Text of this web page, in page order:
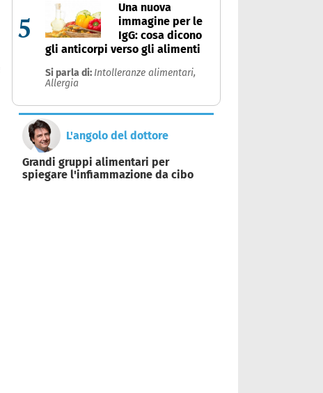
5
Una nuova
immagine per le
IgG: cosa dicono
gli anticorpi verso gli alimenti
Si parla di: Intolleranze alimentari,
Allergia
L'angolo del dottore
Grandi gruppi alimentari per
spiegare l'infiammazione da cibo